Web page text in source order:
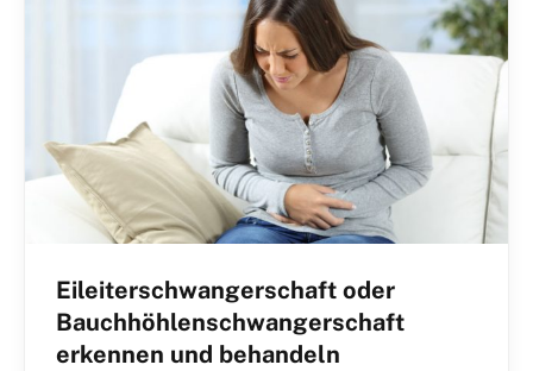
Eileiterschwangerschaft oder
Bauchhöhlenschwangerschaft
erkennen und behandeln